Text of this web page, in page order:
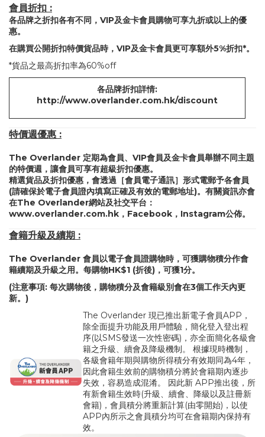
會員折扣 :
各品牌之折扣各有不同，VIP及金卡會員購物可享九折或以上的優
惠。
在購買公開折扣特價貨品時，VIP及金卡會員更可享額外5%折扣*。
*貨品之最高折扣率為60%off
各品牌折扣詳情:
http://www.overlander.com.hk/discount
特價週優惠 :
The Overlander 定期為會員、VIP會員及金卡會員舉辦不同主題
的特價週，讓會員可享有超級折扣優惠。
精選貨品及折扣優惠，會透過［會員電子通訊］形式電郵予各會員
(請確保於電子會員證內填寫正確及有效的電郵地址)。有關資訊亦會
在The Overlander網站及社交平台：
www.overlander.com.hk ， Facebook ， Instagram公佈。
會籍升級及續期 :
The Overlander 會員以電子會員證購物時，可獲購物積分作會
籍續期及升級之用。每購物HK$1 (折後)，可獲1分。
(注意事項: 每次購物後，購物積分及會籍級別會在3個工作天內更
新。)
The Overlander 現已推出新電子會員APP，
除全面提升功能及用戶體驗，簡化登入登出程
序(以SMS發送一次性密碼)，亦全面簡化各級會
籍之升級、續會及降級機制。 根據現時機制，
各級會籍年期與購物所得積分有效期同為4年，
因此會籍生效前的購物積分將於會籍期內逐步
失效，容易造成混淆。 因此新 APP推出後，所
有新會籍生效時(升級、續會、降級以及註冊新
會籍)，會員積分將重新計算(由零開始)，以使
APP內所示之會員積分均可在會籍期內保持有
效。